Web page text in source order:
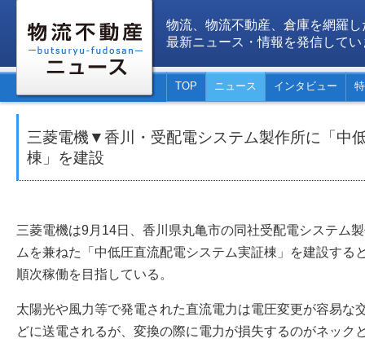
物流、物流不動産、倉庫を網羅し
最新ニュース・情報を発信してい
TOP ニュース インタビュー
三菱電機▼香川・受配電システム製作所に「中
棟」を建設
三菱電機は9月14日、香川県丸亀市の同社受配電システム
ムを兼ねた「中低圧直流配電システム実証棟」を建設する
順次稼働を目指している。
太陽光や風力等で発電された直流電力は電圧変更が容易な
どに送電されるが、変換の際に電力が損失するのがネック